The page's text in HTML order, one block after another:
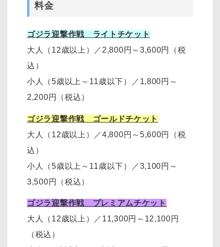
料金
ゴジラ迎撃作戦 ライトチケット
大人（12歳以上）
／ 2,800円～3,600円
（税
込）
小人（5歳以上～11歳以下）
／ 1,800円～
2,200円
（税込）
ゴジラ迎撃作戦 ゴールドチケット
大人（12歳以上）
／4,800円～5,600円（税
込）
小人（5歳以上～11歳以下）
／3,100円～
3,500円
（税込）
ゴジラ迎撃作戦 プレミアムチケット
大人（12歳以上）
／11,300円～12,100円
（税込）